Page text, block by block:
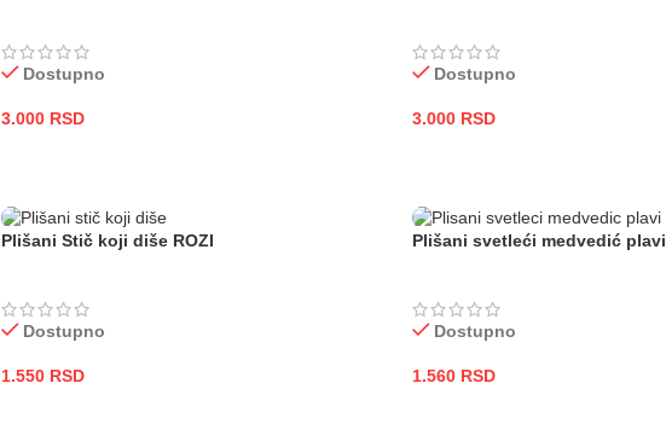
Dostupno
3.000 RSD
Dostupno
3.000 RSD
Plišani Stič koji diše ROZI
Dostupno
1.550 RSD
Plišani svetleći medvedić plavi
Dostupno
1.560 RSD